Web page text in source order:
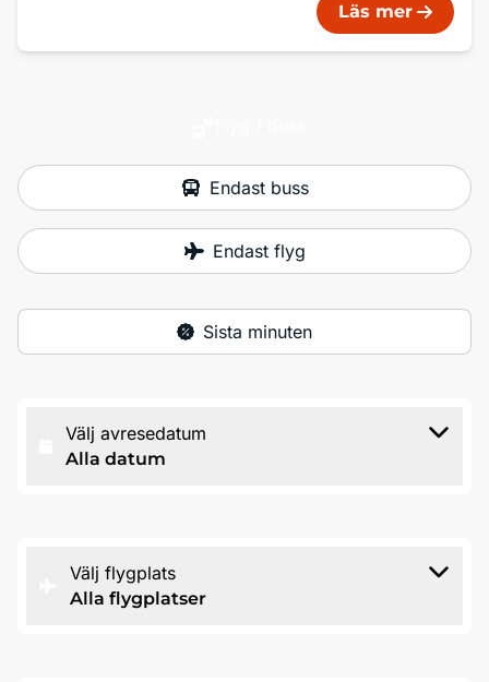
Läs mer
Endast buss
Endast flyg
Sista minuten
Välj avresedatum
Alla datum
Välj flygplats
Alla flygplatser